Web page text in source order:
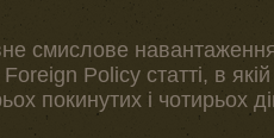
смислове
Policy статті, в
покинутих і чотирьох